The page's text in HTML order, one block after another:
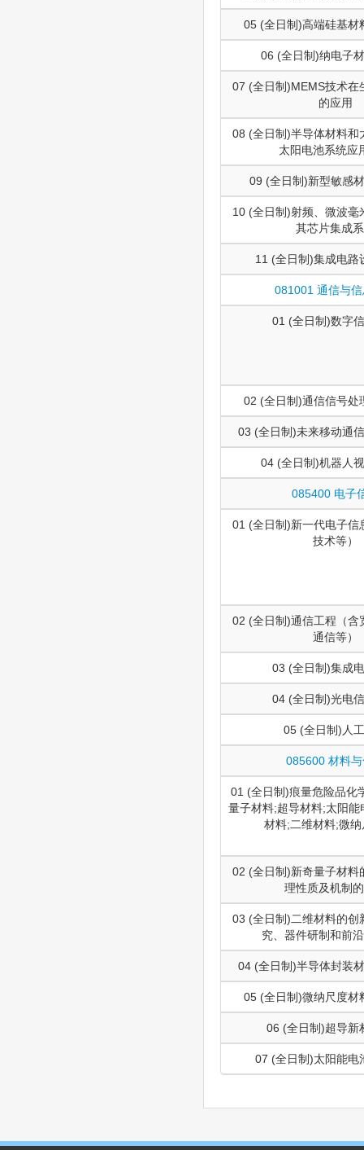
05 (全日制)高端硅基材
06 (全日制)纳电子
07 (全日制)MEMS技术在
的应用
08 (全日制)半导体材料和
太阳电池系统应
09 (全日制)新型敏感
10 (全日制)射频、微波毫
其芯片集成
11 (全日制)集成电路
081001 通信与
01 (全日制)数字
02 (全日制)通信信号处
03 (全日制)未来移动通
04 (全日制)机器人
085400 电子
01 (全日制)新一代电子信
技术等）
02 (全日制)通信工程（含
通信等）
03 (全日制)集成
04 (全日制)光电
05 (全日制)人
085600 材料
01 (全日制)痕量危险品化
量子材料;超导材料;太阳能
材料;二维材料;微
02 (全日制)新奇量子材料
理性质及机制
03 (全日制)二维材料的创
究、器件研制和前
04 (全日制)半导体封装
05 (全日制)微纳尺度材
06 (全日制)超导新
07 (全日制)太阳能电